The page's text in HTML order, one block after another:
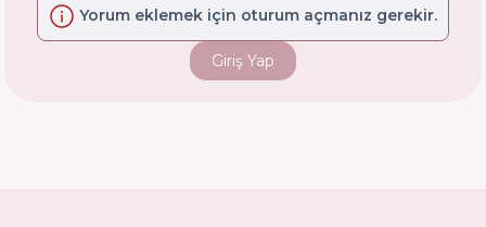
Yorum eklemek için oturum açmanız gerekir.
Giriş Yap